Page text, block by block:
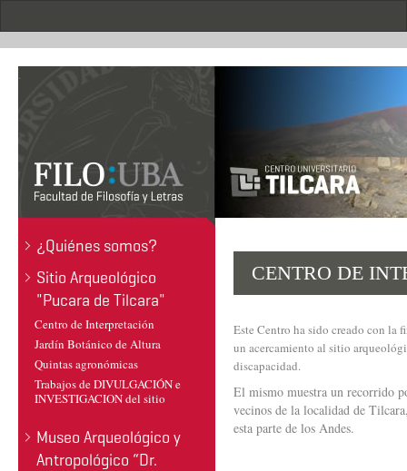
.
¿Quiénes somos?
Sitio Arqueológico
"Pucara de Tilcara"
Centro de Interpretación
Jardín Botánico de Altura
Quintas agronómicas
Trabajos de DIVULGACIÓN e
INVESTIGACION del sitio
Museo Arqueológico y
Antropológico “Dr.
CENTRO DE
Este Centro ha sido creado con la
un acercamiento al sitio
discapacidad.
El mismo muestra un recorrido
vecinos de la localidad de
esta parte de los Andes.